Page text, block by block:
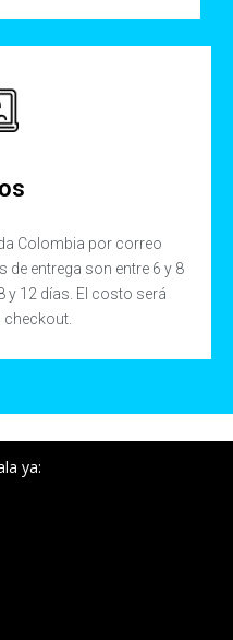
Colombia por correo
entrega son entre 6 y 8
y 12 días. El costo será
checkout.
ya: